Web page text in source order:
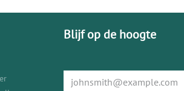
Blijf op de hoogte